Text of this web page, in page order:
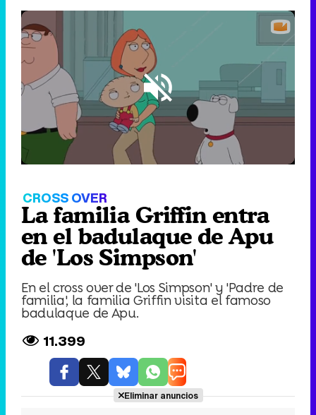
Unmute
Loaded:
75.33%
CROSS OVER
La familia Griffin entra
en el badulaque de Apu
de 'Los Simpson'
En el cross over de 'Los Simpson' y 'Padre de
familia', la familia Griffin visita el famoso
badulaque de Apu.
11.399
Eliminar anuncios